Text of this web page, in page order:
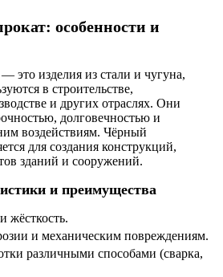
особенности и
это изделия из стали и чугуна,
в строительстве,
и других отраслях. Они
долговечностью и
воздействиям. Чёрный
для создания конструкций,
зданий и сооружений.
и преимущества
жёсткость.
и механическим повреждениям.
различными способами (сварка,